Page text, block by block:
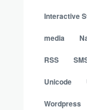
Interactive
media
RSS
Unicode
Wordpress